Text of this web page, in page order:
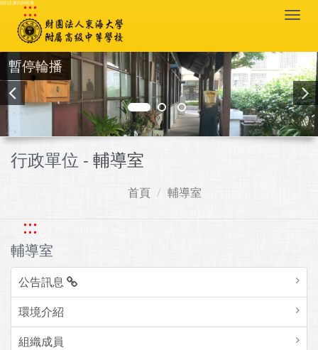
跳到主要內容區塊
:::
暫停輪播
行政單位 - 輔導室
首頁 輔導室
:::
輔導室
公告訊息
環境介紹
組織成員